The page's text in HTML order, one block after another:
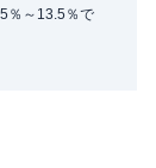
％～13.5％で